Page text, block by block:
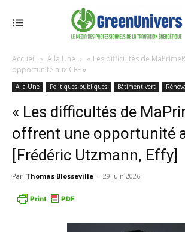
Accueil A la Une
« Les difficultés de
opportunité aux CEE »
A la Une Politiques publiques Bâtiment vert
« Les difficultés de
offrent une opportunité
[Frédéric Utzmann, Effy]
Par Thomas Blosseville - 29 juin 2026